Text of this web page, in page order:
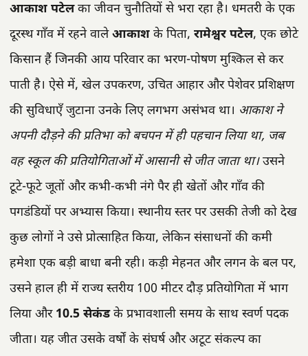
आकाश पटेलका जीवन चुनौतियों से भरा रहा है। धमतरी के एक
दूरस्थ गाँव में रहने वालेआकाश के पिता, रामेश्वर पटेल, एक छोटे
किसान हैं जिनकी आय परिवार का भरण-पोषण मुश्किल से कर
पाती है। ऐसे में, खेल उपकरण, उचित आहार और पेशेवर प्रशिक्षण
की सुविधाएँ जुटाना उनके लिए लगभग असंभव था। आकाश ने
अपनी दौड़ने की प्रतिभा को बचपन में ही पहचान लिया था, जब
वह स्कूल की प्रतियोगिताओं में आसानी से जीत जाता था।उसने
टूटे-फूटे जूतों और कभी-कभी नंगे पैर ही खेतों और गाँव की
पगडंडियों पर अभ्यास किया। स्थानीय स्तर पर उसकी तेजी को देख
कुछ लोगों ने उसे प्रोत्साहित किया, लेकिन संसाधनों की कमी
हमेशा एक बड़ी बाधा बनी रही। कड़ी मेहनत और लगन के बल पर,
उसने हाल ही में राज्य स्तरीय 100 मीटर दौड़ प्रतियोगिता में भाग
लिया और 10.5 सेकंडके प्रभावशाली समय के साथ स्वर्ण पदक
जीता। यह जीत उसके वर्षों के संघर्ष और अटूट संकल्प का